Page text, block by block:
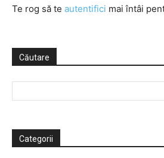
Te rog să te autentifici mai întâi
Căutare
Categorii